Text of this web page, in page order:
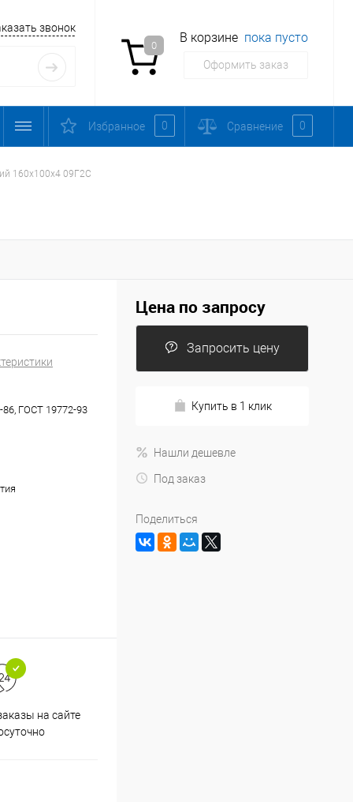
звонок
0
В корзине пока пусто
Оформить заказ
Избранное 0 Сравнение 0
160х100х4 09Г2С
ГОСТ 19772-93
на сайте
Цена по запросу
Запросить цену
Купить в 1 клик
Нашли дешевле
Под заказ
Поделиться